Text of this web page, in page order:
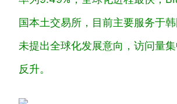
国本土交易所，目前主要服务于
未提出全球化发展意向，访问量
反升。